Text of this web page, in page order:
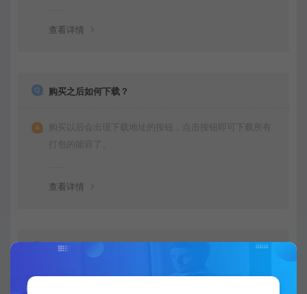
查看详情
购买之后如何下载？
购买以后会出现下载地址的按钮，点击按钮即可下载所有
打包的能容了。
查看详情
不会运行项目可以教我下吗？是否有运行文档呀？